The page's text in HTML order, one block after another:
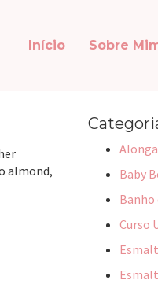
Início Sobre
almond,
Baby
Banho
Curso